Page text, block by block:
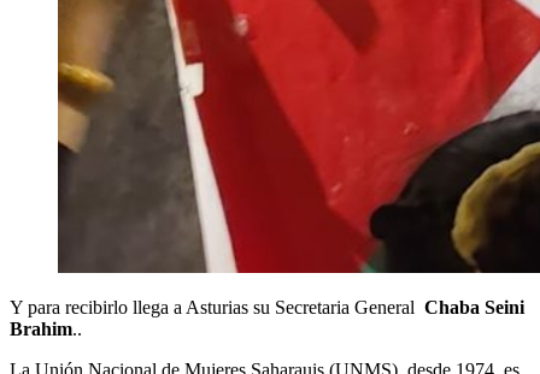
Y para recibirlo llega a Asturias su Secretaria General Chaba Seini
Brahim..
La Unión Nacional de Mujeres Saharauis (UNMS), desde 1974, es